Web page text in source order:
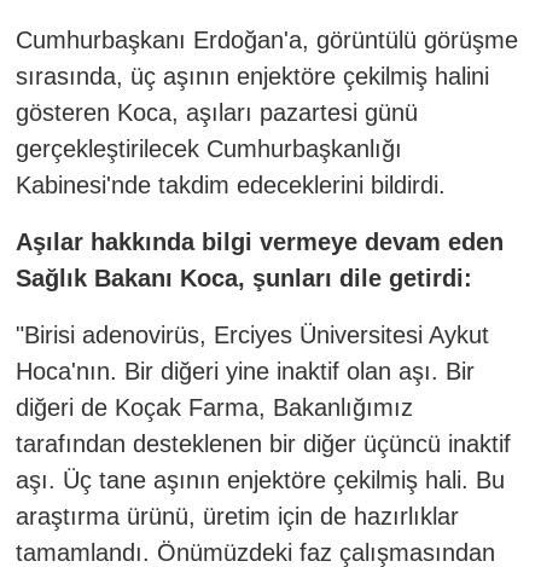
Cumhurbaşkanı Erdoğan'a, görüntülü görüşme
sırasında, üç aşının enjektöre çekilmiş halini
gösteren Koca, aşıları pazartesi günü
gerçekleştirilecek Cumhurbaşkanlığı
Kabinesi'nde takdim edeceklerini bildirdi.
Aşılar hakkında bilgi vermeye devam eden
Sağlık Bakanı Koca, şunları dile getirdi:
"Birisi adenovirüs, Erciyes Üniversitesi Aykut
Hoca'nın. Bir diğeri yine inaktif olan aşı. Bir
diğeri de Koçak Farma, Bakanlığımız
tarafından desteklenen bir diğer üçüncü inaktif
aşı. Üç tane aşının enjektöre çekilmiş hali. Bu
araştırma ürünü, üretim için de hazırlıklar
tamamlandı. Önümüzdeki faz çalışmasından